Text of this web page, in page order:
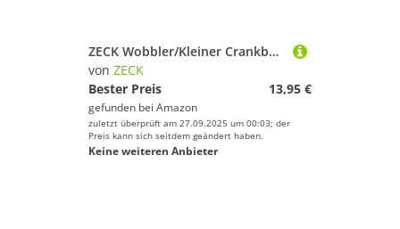
ZECK Wobbler/Kleiner Crankbait ideal für Barschangeler - Danny 2.0 | 4,5 cm | 2,0 m F - Baitfish
von ZECK
Bester Preis
13,95 €
gefunden bei Amazon
zuletzt überprüft am 27.09.2025 um 00:03; der
Preis kann sich seitdem geändert haben.
Keine weiteren Anbieter